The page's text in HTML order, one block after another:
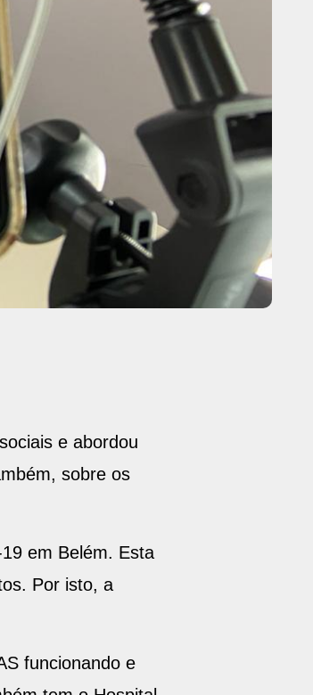
e abordou
sobre os
em Belém. Esta
Por isto, a
funcionando e